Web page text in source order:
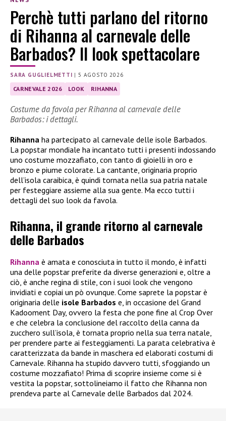
Perchè tutti parlano del ritorno
di Rihanna al carnevale delle
Barbados? Il look spettacolare
SARA GUGLIELMETTI |5 AGOSTO 2026
CARNEVALE 2026 LOOK RIHANNA
Costume da favola per Rihanna al carnevale delle
Barbados: i dettagli.
Rihanna ha partecipato al carnevale delle isole Barbados.
La popstar mondiale ha incantato tutti i presenti indossando
uno costume mozzafiato, con tanto di gioielli in oro e
bronzo e piume colorate. La cantante, originaria proprio
dell’isola caraibica, è quindi tornata nella sua patria natale
per festeggiare assieme alla sua gente. Ma ecco tutti i
dettagli del suo look da favola.
Rihanna, il grande ritorno al carnevale
delle Barbados
Rihanna è amata e conosciuta in tutto il mondo, è infatti
una delle popstar preferite da diverse generazioni e, oltre a
ciò, è anche regina di stile, con i suoi look che vengono
invidiati e copiai un pò ovunque. Come saprete la popstar è
originaria delle isole Barbados e, in occasione del Grand
Kadooment Day, ovvero la festa che pone fine al Crop Over
e che celebra la conclusione del raccolto della canna da
zucchero sull’isola, è tornata proprio nella sua terra natale,
per prendere parte ai festeggiamenti. La parata celebrativa è
caratterizzata da bande in maschera ed elaborati costumi di
Carnevale. Rihanna ha stupido davvero tutti, sfoggiando un
costume mozzafiato! Prima di scoprire insieme come si è
vestita la popstar, sottolineiamo il fatto che Rihanna non
prendeva parte al Carnevale delle Barbados dal 2024.